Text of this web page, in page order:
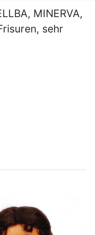
MINERVA,
sehr